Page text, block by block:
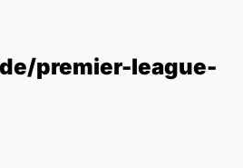
premier-league-